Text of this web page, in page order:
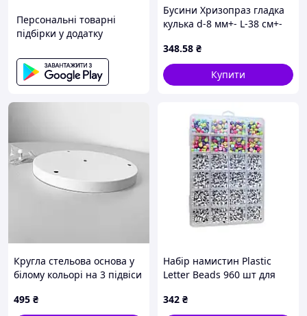
Персональні товарні
підбірки у додатку
Бусини Хризопраз гладка
кулька d-8 мм+- L-38 см+-
348.58 ₴
Купити
Кругла стельова основа у
білому кольорі на 3 підвіси
495 ₴
Набір намистин Plastic
Letter Beads 960 шт для
літерами в органайзері 24
342 ₴